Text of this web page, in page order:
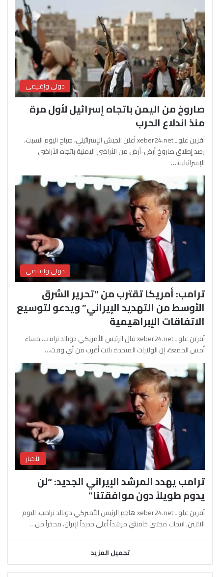
دولي وإقليمي
صاروخ من اليمن باتجاه إسرائيل لأول مرة
منذ اندلاع الحرب
آفرين علو ـ xeber24.net أعلن الجيش الإسرائيلي، صباح اليوم السبت،
رصد إطلاق صاروخ أرض-أرض من الأراضي اليمنية باتجاه الأراضي
الإسرائيلية،…
دولي وإقليمي
ترامب: أمريكا تقترب من “تحرير الشرق
الأوسط من التهديد الإيراني” ويدعو لتوسيع
الاتفاقات الإبراهيمية
آفرين علو ـ xeber24.net قال الرئيس الأمريكي دونالد ترامب، مساء
أمس الجمعة، إن الولايات المتحدة باتت أقرب من أي وقت…
الأخبار
ترامب يهدد المرشد الإيراني الجديد: “لن
يدوم طويلاً دون موافقتنا”
آفرين علو ـ xeber24.net هاجم الرئيس الأميركي دونالد ترامب، اليوم
الاثنين، انتخاب مجتبى خامنئي مرشداً أعلى جديداً لإيران، محذراً من…
تحميل المزيد